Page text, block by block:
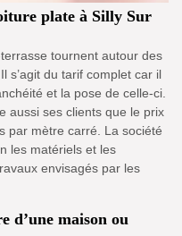
plate à Silly Sur
tournent autour des
s’agit du tarif complet car il
et la pose de celle-ci.
aussi ses clients que le prix
par mètre carré. La société
les matériels et les
envisagés par les
d’une maison ou